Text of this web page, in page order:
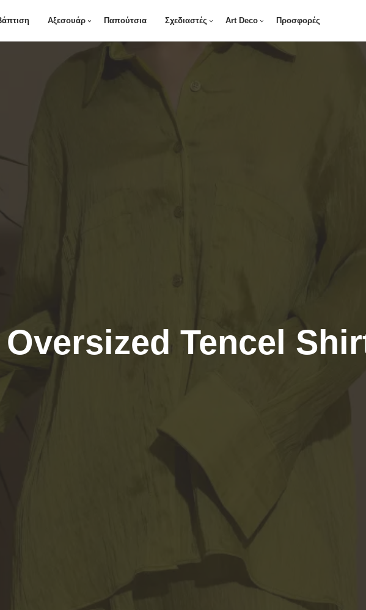
Αξεσουάρ Παπούτσια Σχεδιαστές Art Deco Προσφορές
Tencel